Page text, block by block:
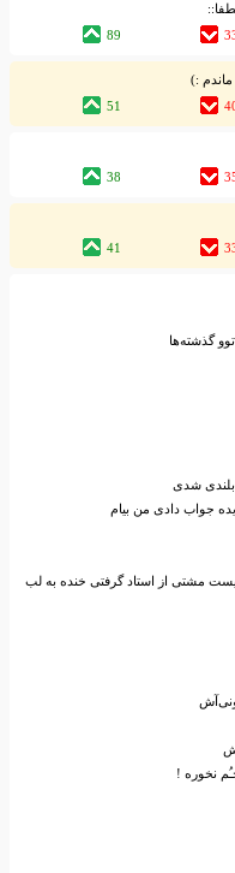
89
ماندم :)
51
38
41
گذشته‌ها
بلندی شدی
جواب دادی من بیام
مشتی از استاد گرفتی خنده به لب
نخوره !